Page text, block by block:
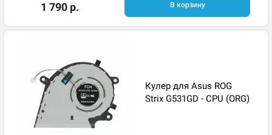
1 790 р. В корзину
Кулер для Asus ROG
Strix G531GD - CPU (ORG)